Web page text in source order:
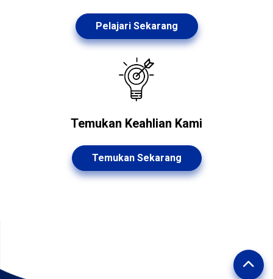
Pelajari Sekarang
Temukan Keahlian Kami
Temukan Sekarang